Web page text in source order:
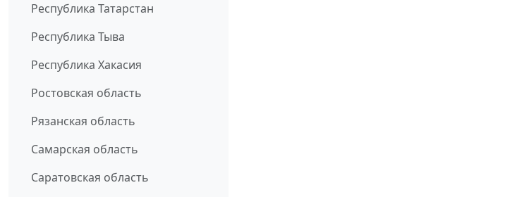
Республика Татарстан
Республика Тыва
Республика Хакасия
Ростовская область
Рязанская область
Самарская область
Саратовская область